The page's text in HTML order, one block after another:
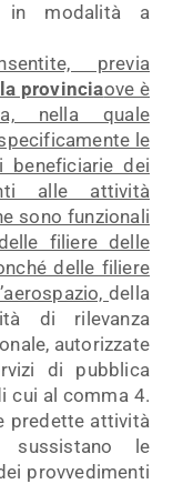
in modalità a
previa
provinciaove è
nella quale
le
beneficiarie dei
alle attività
sono funzionali
filiere delle
delle filiere
della
di rilevanza
autorizzate
di pubblica
cui al comma 4.
predette attività
sussistano le
provvedimenti